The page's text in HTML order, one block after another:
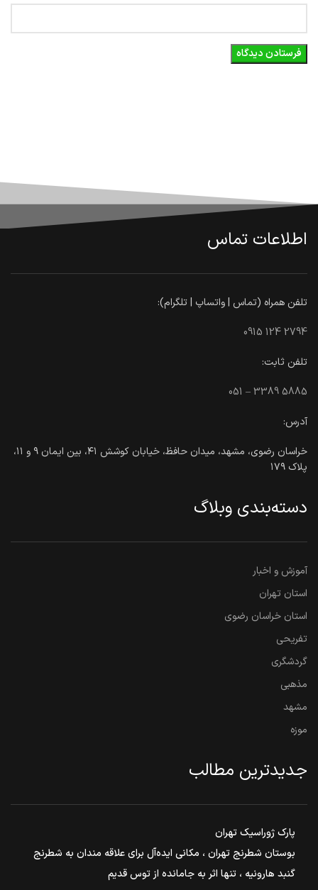
اطلاعات تماس
تلفن همراه (تماس | واتساپ | تلگرام):
0915 124 2794
تلفن ثابت:
051 – 3389 5885
آدرس:
خراسان رضوی، مشهد، میدان حافظ، خیابان کوشش ۴۱، بین ایمان ۹ و ۱۱،
پلاک ۱۷۹
دسته‌بندی وبلاگ
آموزش و اخبار
استان تهران
استان خراسان رضوی
تفریحی
گردشگری
مذهبی
مشهد
موزه
جدیدترین مطالب
پارک ژوراسیک تهران
بوستان شطرنج تهران ، مکانی ایده‌آل برای علاقه مندان به شطرنج
گنبد هارونیه ، تنها اثر به جامانده از توس قدیم